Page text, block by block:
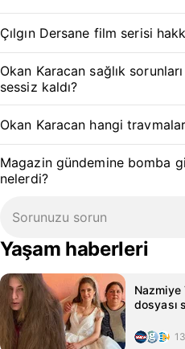
Çılgın Dersane film serisi
Okan Karacan sağlık
sessiz kaldı?
Okan Karacan hangi
Magazin gündemine bomba
nelerdi?
Yaşam haberleri
dosyası